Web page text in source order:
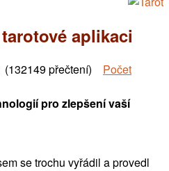
aplikaci
(132149 přečtení) Počet
pro zlepšení vaší
se trochu vyřádil a provedl